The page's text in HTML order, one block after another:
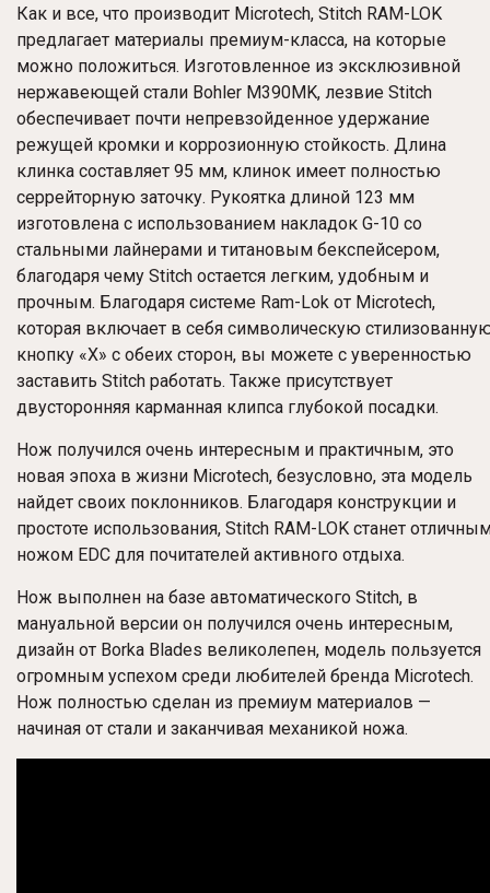
Как и все, что производит Microtech, Stitch RAM-LOK
предлагает материалы премиум-класса, на которые
можно положиться. Изготовленное из эксклюзивной
нержавеющей стали Bohler M390MK, лезвие Stitch
обеспечивает почти непревзойденное удержание
режущей кромки и коррозионную стойкость. Длина
клинка составляет 95 мм, клинок имеет полностью
серрейторную заточку. Рукоятка длиной 123 мм
изготовлена ​​с использованием накладок G-10 со
стальными лайнерами и титановым бекспейсером,
благодаря чему Stitch остается легким, удобным и
прочным. Благодаря системе Ram-Lok от Microtech,
которая включает в себя символическую
кнопку «X» с обеих сторон, вы можете с уверенностью
заставить Stitch работать. Также присутствует
двусторонняя карманная клипса глубокой посадки.
Нож получился очень интересным и практичным, это
новая эпоха в жизни Microtech, безусловно, эта модель
найдет своих поклонников. Благодаря конструкции и
простоте использования, Stitch RAM-LOK станет
ножом EDC для почитателей активного отдыха.
Нож выполнен на базе автоматического Stitch, в
мануальной версии он получился очень интересным,
дизайн от Borka Blades великолепен, модель пользуется
огромным успехом среди любителей бренда Microtech.
Нож полностью сделан из премиум материалов —
начиная от стали и заканчивая механикой ножа.